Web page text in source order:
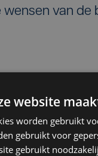
van de
website
worden gebruikt
gebruikt voor
gebruikt